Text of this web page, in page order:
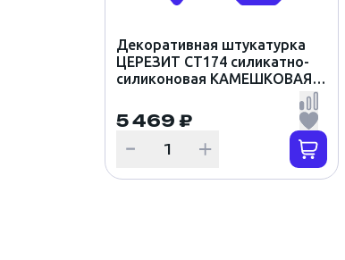
Декоративная штукатурка
ЦЕРЕЗИТ CT174 силикатно-
силиконовая КАМЕШКОВАЯ
(25кг)
5 469 ₽